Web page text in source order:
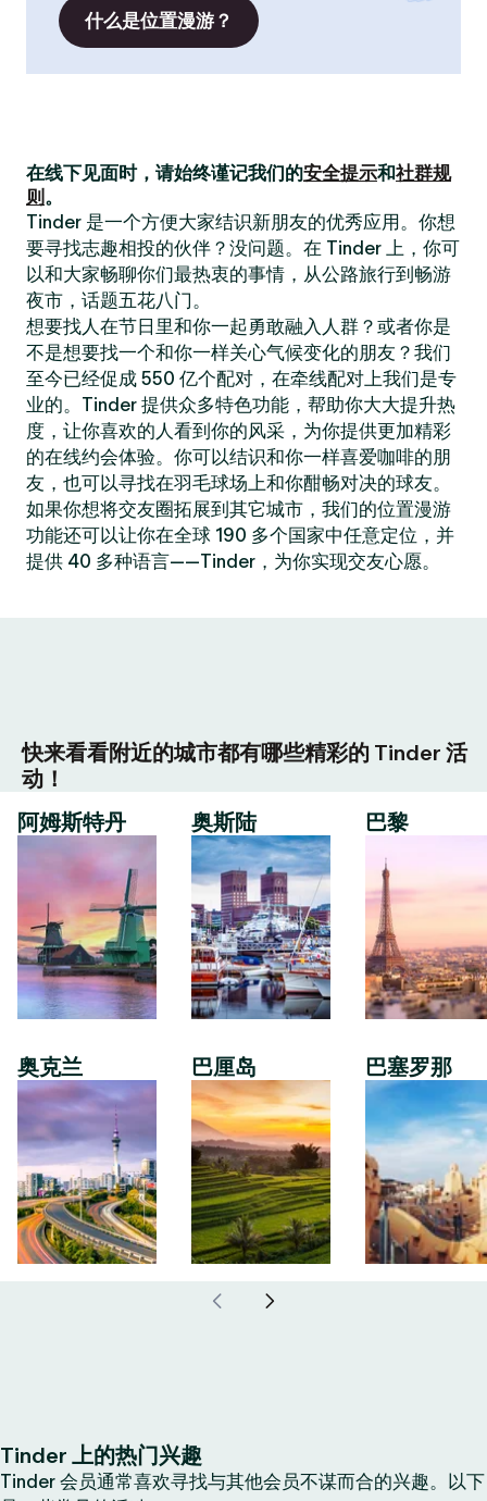
什么是位置漫游？
在线下见面时，请始终谨记我们的安全提示和社群规
则 。
Tinder 是一个方便大家结识新朋友的优秀应用。你想
要寻找志趣相投的伙伴？没问题。在 Tinder 上，你可
以和大家畅聊你们最热衷的事情，从公路旅行到畅游
夜市，话题五花八门。
想要找人在节日里和你一起勇敢融入人群？或者你是
不是想要找一个和你一样关心气候变化的朋友？我们
至今已经促成 550 亿个配对，在牵线配对上我们是专
业的。Tinder 提供众多特色功能，帮助你大大提升热
度，让你喜欢的人看到你的风采，为你提供更加精彩
的在线约会体验。你可以结识和你一样喜爱咖啡的朋
友，也可以寻找在羽毛球场上和你酣畅对决的球友。
如果你想将交友圈拓展到其它城市，我们的位置漫游
功能还可以让你在全球 190 多个国家中任意定位，并
提供 40 多种语言——Tinder，为你实现交友心愿。
快来看看附近的城市都有哪些精彩的 Tinder 活
动！
阿姆斯特丹
奥克兰
奥斯陆
巴厘岛
巴黎
巴塞罗那
Tinder 上的热门兴趣
Tinder 会员通常喜欢寻找与其他会员不谋而合的兴趣。以下